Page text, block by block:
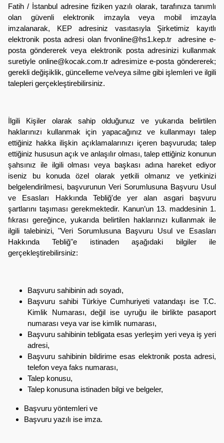
Fatih / İstanbul adresine fiziken yazılı olarak, tarafınıza tanımlı
olan güvenli elektronik imzayla veya mobil imzayla
imzalanarak, KEP adresiniz vasıtasıyla Şirketimiz kayıtlı
elektronik posta adresi olanfrvonline@hs1.kep.tr adresine e-
posta göndererek veya elektronik posta adresinizi kullanmak
suretiyle online@kocak.com.tradresimize e-posta göndererek;
gerekli değişiklik, güncelleme ve/veya silme gibi işlemleri ve ilgili
talepleri gerçekleştirebilirsiniz.
İlgili Kişiler olarak sahip olduğunuz ve yukarıda belirtilen
haklarınızı kullanmak için yapacağınız ve kullanmayı talep
ettiğiniz hakka ilişkin açıklamalarınızı içeren başvuruda; talep
ettiğiniz hususun açık ve anlaşılır olması, talep ettiğiniz konunun
şahsınız ile ilgili olması veya başkası adına hareket ediyor
iseniz bu konuda özel olarak yetkili olmanız ve yetkinizi
belgelendirilmesi, başvurunun Veri Sorumlusuna Başvuru Usul
ve Esasları Hakkında Tebliğ'de yer alan asgari başvuru
şartlarını taşıması gerekmektedir. Kanun’un 13. maddesinin 1.
fıkrası gereğince, yukarıda belirtilen haklarınızı kullanmak ile
ilgili talebinizi, "Veri Sorumlusuna Başvuru Usul ve Esasları
Hakkında Tebliğ"e istinaden aşağıdaki bilgiler ile
gerçekleştirebilirsiniz:
Başvuru sahibinin adı soyadı,
Başvuru sahibi Türkiye Cumhuriyeti vatandaşı ise T.C.
Kimlik Numarası, değil ise uyruğu ile birlikte pasaport
numarası veya var ise kimlik numarası,
Başvuru sahibinin tebligata esas yerleşim yeri veya iş yeri
adresi,
Başvuru sahibinin bildirime esas elektronik posta adresi,
telefon veya faks numarası,
Talep konusu,
Talep konusuna istinaden bilgi ve belgeler,
Başvuru yöntemleri ve
Başvuru yazılı ise imza.